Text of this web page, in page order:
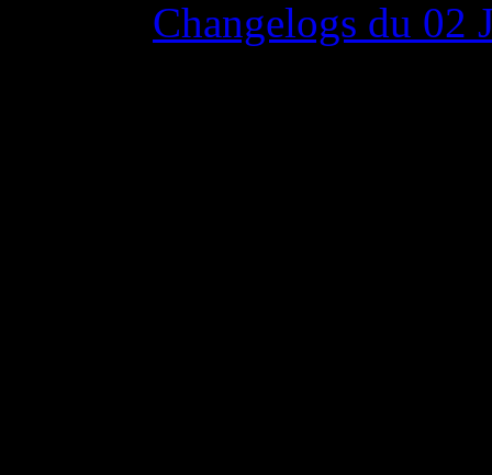
Changelogs du 02